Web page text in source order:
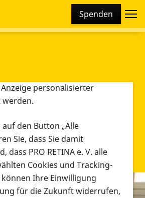
Spenden
verschiedene Cookies und
Dies beinhaltet Cookies und
personalisierter
den Button „Alle
Sie, dass Sie damit
dass PRO RETINA e. V. alle
Cookies und Tracking-
können Ihre Einwilligung
für die Zukunft widerrufen,